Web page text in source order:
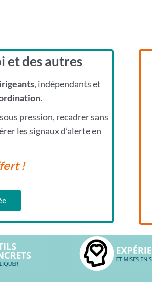
et des autres
, indépendants et
.
pression, recadrer sans
les signaux d’alerte en
!